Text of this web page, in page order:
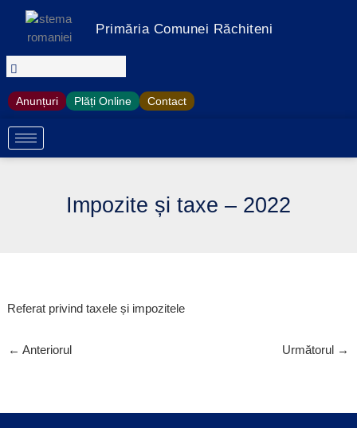
conținut
Primăria Comunei Răchiteni
Anunțuri Plăți Online Contact
Impozite și taxe – 2022
Referat privind taxele și impozitele
← Anteriorul Următorul →